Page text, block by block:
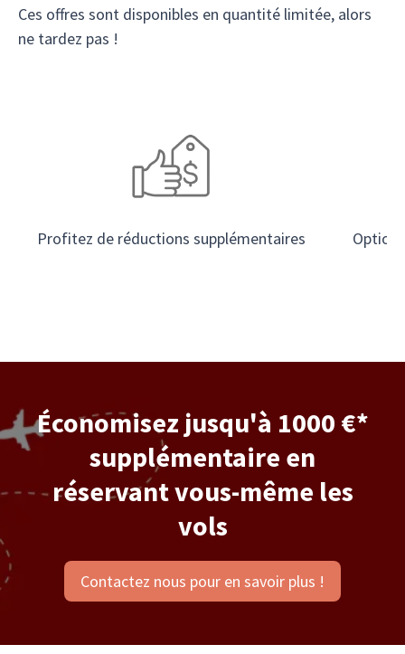
Ces offres sont disponibles en quantité limitée, alors
ne tardez pas !
Profitez de réductions supplémentaires
Économisez jusqu'à 1000 €*
supplémentaire en
réservant vous-même les
vols
Contactez nous pour en savoir plus !